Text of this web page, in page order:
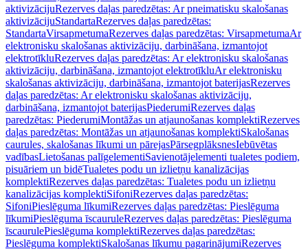
aktivizācijuRezerves daļas paredzētas: Ar pneimatisku skalošanas
aktivizācijuStandartaRezerves daļas paredzētas:
StandartaVirsapmetumaRezerves daļas paredzētas: VirsapmetumaAr
elektronisku skalošanas aktivizāciju, darbināšana, izmantojot
elektrotīkluRezerves daļas paredzētas: Ar elektronisku skalošanas
aktivizāciju, darbināšana, izmantojot elektrotīkluAr elektronisku
skalošanas aktivizāciju, darbināšana, izmantojot baterijasRezerves
daļas paredzētas: Ar elektronisku skalošanas aktivizāciju,
darbināšana, izmantojot baterijasPiederumiRezerves daļas
paredzētas: PiederumiMontāžas un atjaunošanas komplektiRezerves
daļas paredzētas: Montāžas un atjaunošanas komplektiSkalošanas
caurules, skalošanas līkumi un pārejasPārsegplāksnesIebūvētas
vadībasLietošanas palīgelementiSavienotājelementi tualetes podiem,
pisuāriem un bidēTualetes podu un izlietņu kanalizācijas
komplektiRezerves daļas paredzētas: Tualetes podu un izlietņu
kanalizācijas komplektiSifoniRezerves daļas paredzētas:
SifoniPieslēguma līkumiRezerves daļas paredzētas: Pieslēguma
līkumiPieslēguma īscauruleRezerves daļas paredzētas: Pieslēguma
īscaurulePieslēguma komplektiRezerves daļas paredzētas:
Pieslēguma komplektiSkalošanas līkumu pagarinājumiRezerves